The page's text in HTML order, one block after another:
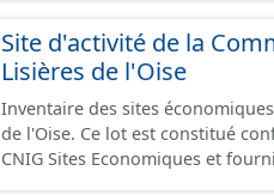
terrains à vocation économique
du CNIG se limitant aux SCI.
Site d'activité de la
Lisières de l'Oise
Inventaire des sites
de l'Oise. Ce lot est constitué
CNIG Sites Economiques et